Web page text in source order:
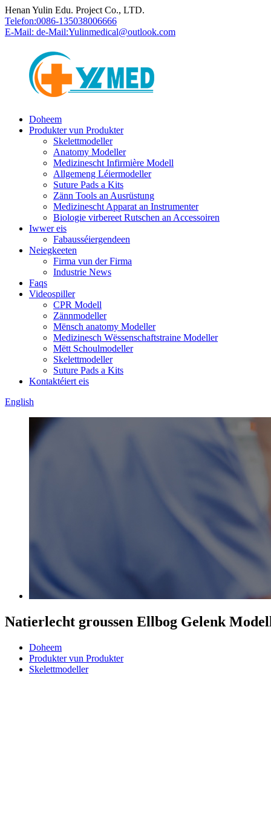
Henan Yulin Edu. Project Co., LTD.
Telefon:0086-135038006666
E-Mail: de-Mail:Yulinmedical@outlook.com
Doheem
Produkter vun Produkter
Skelettmodeller
Anatomy Modeller
Medizinescht Infirmière Modell
Allgemeng Léiermodeller
Suture Pads a Kits
Zänn Tools an Ausrüstung
Medizinescht Apparat an Instrumenter
Biologie virbereet Rutschen an Accessoiren
Iwwer eis
Fabausséiergendeen
Neiegkeeten
Firma vun der Firma
Industrie News
Faqs
Videospiller
CPR Modell
Zännmodeller
Mënsch anatomy Modeller
Medizinesch Wëssenschaftstraine Modeller
Mëtt Schoulmodeller
Skelettmodeller
Suture Pads a Kits
Kontaktéiert eis
English
Natierlecht groussen Ellbog Gelenk
Doheem
Produkter vun Produkter
Skelettmodeller